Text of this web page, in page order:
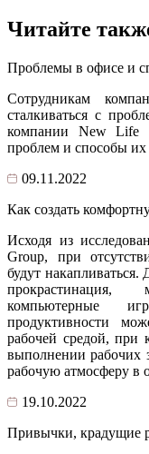
Читайте
Проблемы в офисе и
Сотрудникам
сталкиваться с
компании New Life
проблем и способы
09.11.2022
Как создать
Исходя из
Group, при
будут
прокрастинация,
компьютерные
продуктивности
рабочей средой, при
выполнении рабочих
рабочую атмосферу в
19.10.2022
Привычки, крадущие